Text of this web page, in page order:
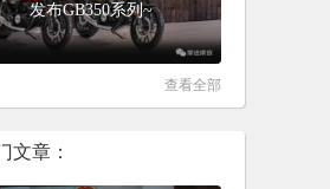
发布GB350系列~
查看全部
文章：